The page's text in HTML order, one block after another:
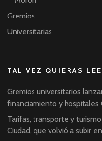
Gremios
Universitarias
TAL VEZ QUIERAS
Gremios universitarios
financiamiento y hospitales
Tarifas, transporte y
Ciudad, que volvió a subir